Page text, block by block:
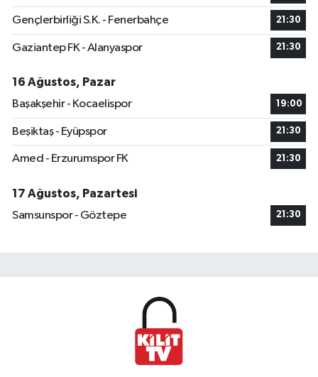
Gençlerbirliği S.K. - Fenerbahçe 21:30
Gaziantep FK - Alanyaspor 21:30
16 Ağustos, Pazar
Başakşehir - Kocaelispor
19:00
Beşiktaş - Eyüpspor 21:30
Amed - Erzurumspor FK 21:30
17 Ağustos, Pazartesi
Samsunspor - Göztepe
21:30